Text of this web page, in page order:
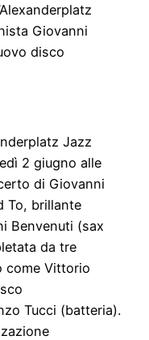
Giovanni
disco
Jazz
2 giugno alle
di Giovanni
To, brillante
Benvenuti (sax
da tre
come Vittorio
Tucci (batteria).